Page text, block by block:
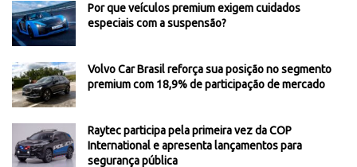
Por que veículos premium exigem cuidados
especiais com a suspensão?
Volvo Car Brasil reforça sua posição no segmento
premium com 18,9% de participação de mercado
Raytec participa pela primeira vez da COP
International e apresenta lançamentos para
segurança pública